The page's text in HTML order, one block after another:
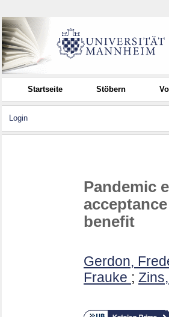
Startseite Stöbern
Login
Pandemic
benefit
Gerdon,
Frauke ;